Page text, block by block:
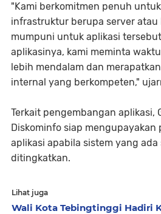
"Kami berkomitmen penuh
infrastruktur berupa server atau
mumpuni untuk aplikasi
aplikasinya, kami meminta
lebih mendalam dan
internal yang berkompeten,"
Terkait pengembangan aplikasi,
Diskominfo siap mengupayakan
aplikasi apabila sistem yang
ditingkatkan.
Lihat juga
Wali Kota Tebingtinggi Hadiri